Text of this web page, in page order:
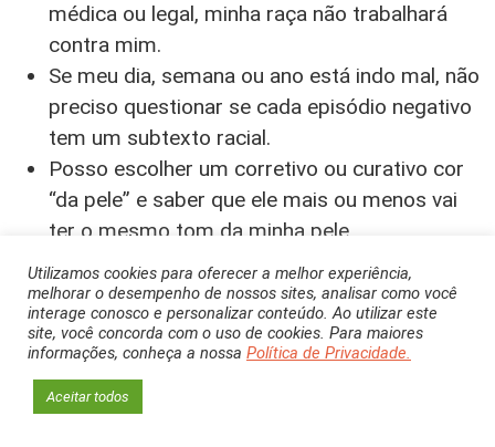
médica ou legal, minha raça não trabalhará
contra mim.
Se meu dia, semana ou ano está indo mal, não
preciso questionar se cada episódio negativo
tem um subtexto racial.
Posso escolher um corretivo ou curativo cor
“da pele” e saber que ele mais ou menos vai
ter o mesmo tom da minha pele.
Utilizamos cookies para oferecer a melhor experiência,
melhorar o desempenho de nossos sites, analisar como você
interage conosco e personalizar conteúdo. Ao utilizar este
site, você concorda com o uso de cookies. Para maiores
informações, conheça a nossa Política de Privacidade.
Aceitar todos